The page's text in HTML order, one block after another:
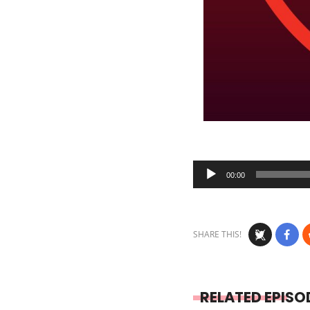
Audio
Player
00:00
SHARE THIS!
RELATED